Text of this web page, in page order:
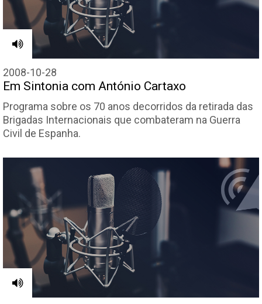
2008-10-28
Em Sintonia com António Cartaxo
Programa sobre os 70 anos decorridos da retirada das
Brigadas Internacionais que combateram na Guerra
Civil de Espanha.